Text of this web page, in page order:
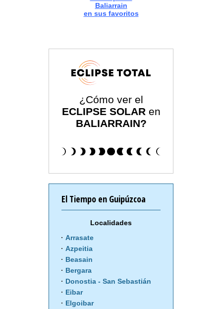
Baliarrain
en sus favoritos
¿Cómo ver el
ECLIPSE SOLAR en
BALIARRAIN?
El Tiempo en Guipúzcoa
Localidades
Arrasate
Azpeitia
Beasain
Bergara
Donostia - San Sebastián
Eibar
Elgoibar